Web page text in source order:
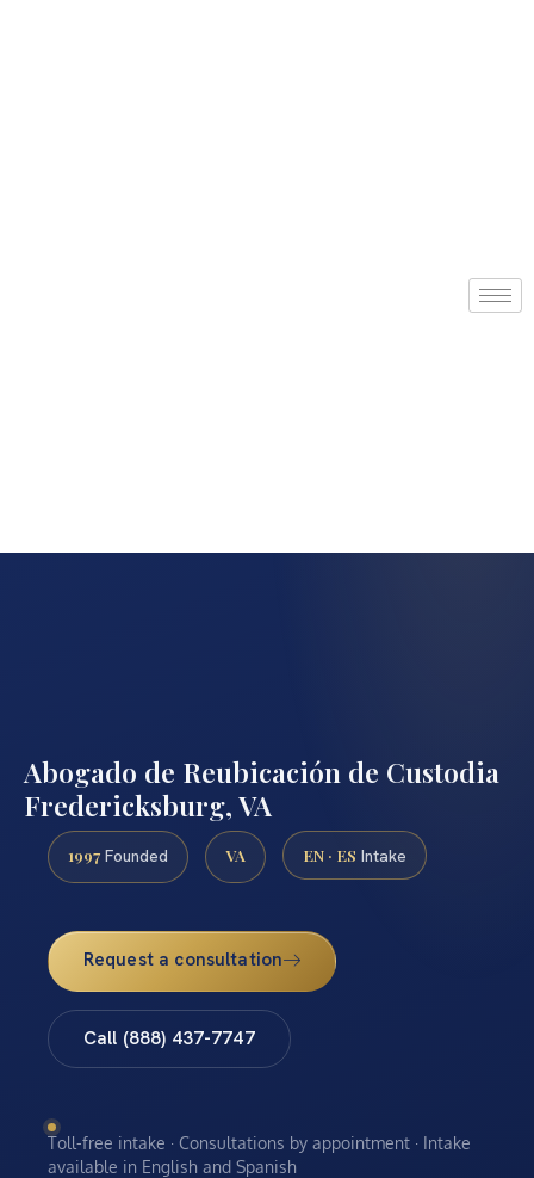
Abogado de Reubicación de Custodia
Fredericksburg, VA
1997 Founded VA EN · ES Intake
Request a consultation
Call (888) 437-7747
Toll-free intake · Consultations by appointment · Intake
available in English and Spanish